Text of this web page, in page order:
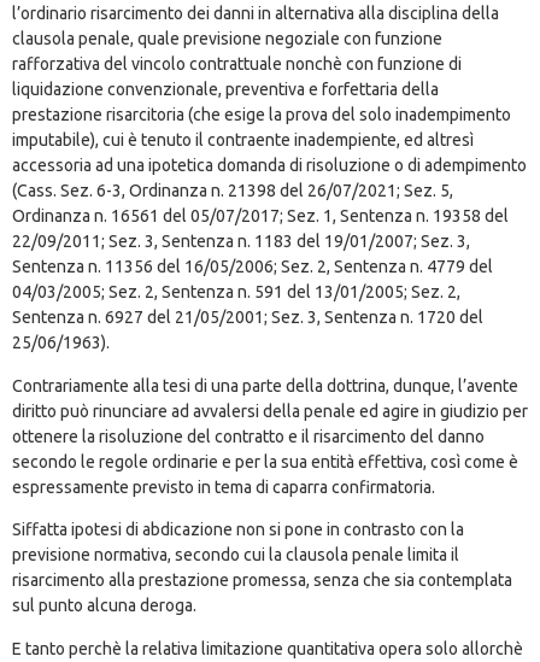
l’ordinario risarcimento dei danni in alternativa alla disciplina della
clausola penale, quale previsione negoziale con funzione
rafforzativa del vincolo contrattuale nonchè con funzione di
liquidazione convenzionale, preventiva e forfettaria della
prestazione risarcitoria (che esige la prova del solo inadempimento
imputabile), cui è tenuto il contraente inadempiente, ed altresì
accessoria ad una ipotetica domanda di risoluzione o di adempimento
(Cass. Sez. 6-3, Ordinanza n. 21398 del 26/07/2021; Sez. 5,
Ordinanza n. 16561 del 05/07/2017; Sez. 1, Sentenza n. 19358 del
22/09/2011; Sez. 3, Sentenza n. 1183 del 19/01/2007; Sez. 3,
Sentenza n. 11356 del 16/05/2006; Sez. 2, Sentenza n. 4779 del
04/03/2005; Sez. 2, Sentenza n. 591 del 13/01/2005; Sez. 2,
Sentenza n. 6927 del 21/05/2001; Sez. 3, Sentenza n. 1720 del
25/06/1963).
Contrariamente alla tesi di una parte della dottrina, dunque, l’avente
diritto può rinunciare ad avvalersi della penale ed agire in giudizio per
ottenere la risoluzione del contratto e il risarcimento del danno
secondo le regole ordinarie e per la sua entità effettiva, così come è
espressamente previsto in tema di caparra confirmatoria.
Siffatta ipotesi di abdicazione non si pone in contrasto con la
previsione normativa, secondo cui la clausola penale limita il
risarcimento alla prestazione promessa, senza che sia contemplata
sul punto alcuna deroga.
E tanto perchè la relativa limitazione quantitativa opera solo allorchè